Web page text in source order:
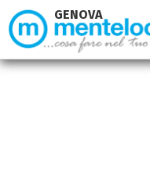
GENOVA